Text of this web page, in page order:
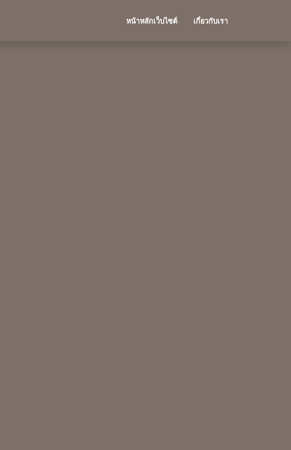
หน้าหลักเว็บไซต์ เกี่ยวกับเรา